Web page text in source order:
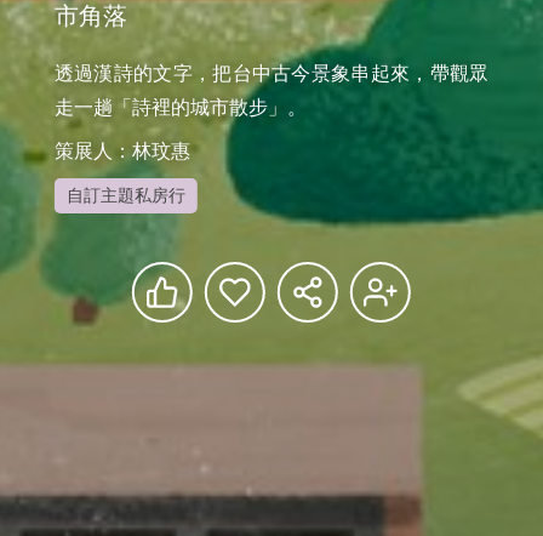
市角落
透過漢詩的文字，把台中古今景象串起來，帶觀眾
策展人：林玟惠
自訂主題私房行